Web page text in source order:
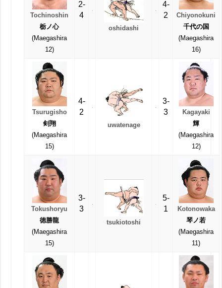
Tochinoshin
栃ノ心
(Maegashira
12)
2-
4
oshidashi
4-
2
Chiyonokuni
千代の国
(Maegashira
16)
Tsurugisho
剣翔
(Maegashira
15)
4-
2
uwatenage
3-
3
Kagayaki
輝
(Maegashira
12)
Tokushoryu
徳勝龍
(Maegashira
15)
3-
3
tsukiotoshi
5-
1
Kotonowaka
琴ノ若
(Maegashira
11)